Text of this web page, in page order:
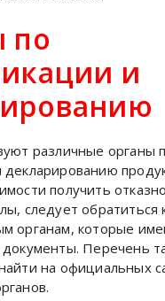
по
и
различные органы
получить
следует обратиться
органам, которые
Перечень
на официальных